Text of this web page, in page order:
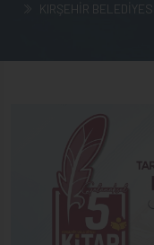
KIRŞEHİR